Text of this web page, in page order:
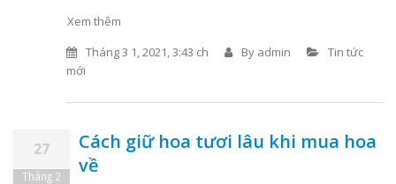
Xem thêm
Tháng 3 1, 2021, 3:43 ch
By admin
Tin tức
mới
27
Tháng 2
Cách giữ hoa tươi lâu khi mua hoa
về